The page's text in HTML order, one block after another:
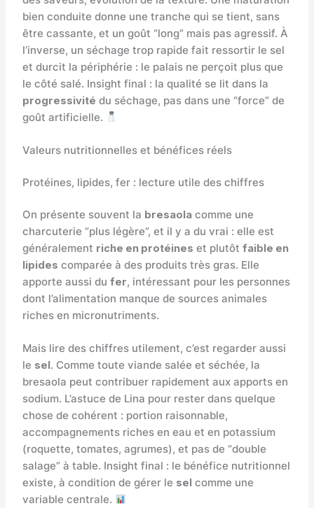
bien conduite donne une tranche qui se tient, sans
être cassante, et un goût “long” mais pas agressif. À
l’inverse, un séchage trop rapide fait ressortir le sel
et durcit la périphérie : le palais ne perçoit plus que
le côté salé. Insight final : la qualité se lit dans la
progressivité du séchage, pas dans une “force” de
goût artificielle.
Valeurs nutritionnelles et bénéfices réels
Protéines, lipides, fer : lecture utile des chiffres
On présente souvent la bresaola comme une
charcuterie “plus légère”, et il y a du vrai : elle est
généralement riche en protéines et plutôt faible en
lipides comparée à des produits très gras. Elle
apporte aussi du fer, intéressant pour les personnes
dont l’alimentation manque de sources animales
riches en micronutriments.
Mais lire des chiffres utilement, c’est regarder aussi
le sel. Comme toute viande salée et séchée, la
bresaola peut contribuer rapidement aux apports en
sodium. L’astuce de Lina pour rester dans quelque
chose de cohérent : portion raisonnable,
accompagnements riches en eau et en potassium
(roquette, tomates, agrumes), et pas de “double
salage” à table. Insight final : le bénéfice nutritionnel
existe, à condition de gérer le sel comme une
variable centrale.